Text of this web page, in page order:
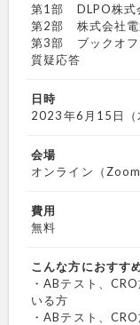
第1部 DLPO株式
第2部 株式会社電
第3部 ブックオフ
質疑応答
日時
2023年6月15日
会場
オンライン（
費用
無料
こんな方におすす
・ABテスト、
いる方
・ABテスト、